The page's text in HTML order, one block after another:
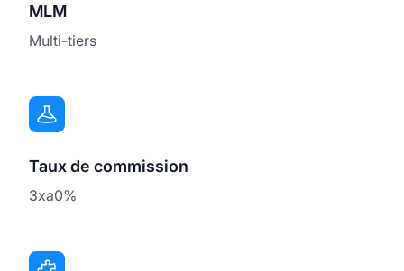
MLM
Multi-tiers
Taux de commission
3xa0%